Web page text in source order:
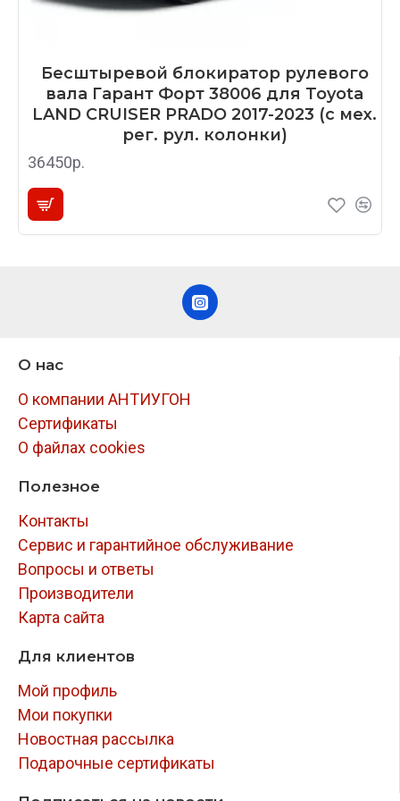
Бесштыревой блокиратор рулевого
вала Гарант Форт 38006 для Toyota
LAND CRUISER PRADO 2017-2023 (с мех.
рег. рул. колонки)
36450р.
О нас
О компании АНТИУГОН
Сертификаты
О файлах cookies
Полезное
Контакты
Сервис и гарантийное обслуживание
Вопросы и ответы
Производители
Карта сайта
Для клиентов
Мой профиль
Мои покупки
Новостная рассылка
Подарочные сертификаты